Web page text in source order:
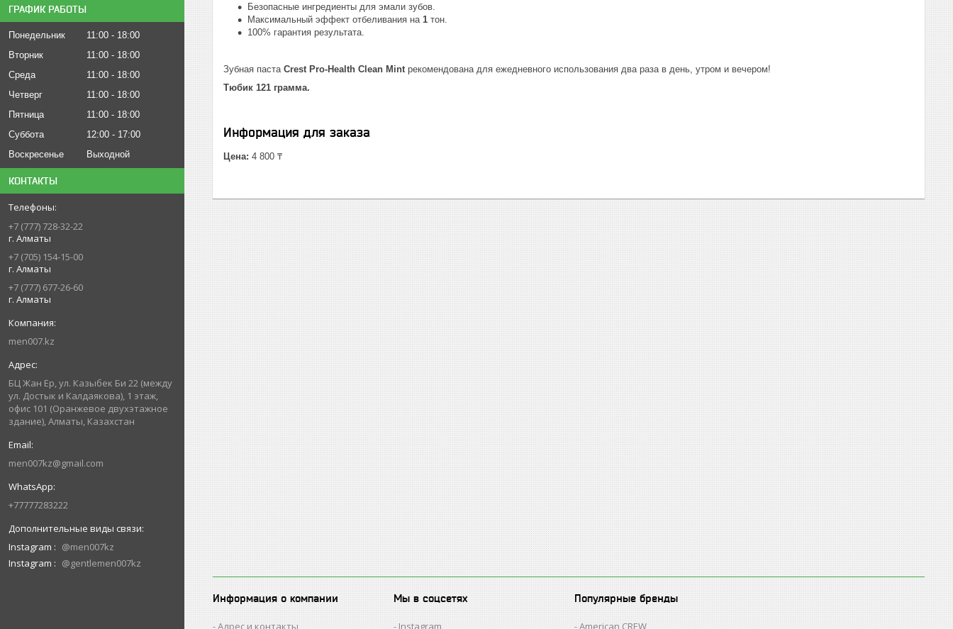
ГРАФИК РАБОТЫ
Понедельник 11:00
18:00
Вторник
11:00
18:00
Среда
11:00
18:00
Четверг
11:00
18:00
Пятница
11:00
18:00
Суббота
12:00
17:00
Воскресенье
Выходной
КОНТАКТЫ
+7 (777) 728-32-22
г. Алматы
+7 (705) 154-15-00
г. Алматы
+7 (777) 677-26-60
г. Алматы
men007.kz
БЦ Жан Ер, ул. Казыбек Би 22 (между
ул. Достык и Калдаякова), 1 этаж,
офис 101 (Оранжевое двухэтажное
здание), Алматы, Казахстан
men007kz@gmail.com
+77777283222
Instagram
@men007kz
Instagram
@gentlemen007kz
Безопасные ингредиенты для эмали зубов.
Максимальный эффект отбеливания на 1 тон.
100% гарантия результата.
Зубная паста Crest Pro-Health Clean Mintрекомендована для ежедневного использования два раза в день, утром и вечером!
Тюбик 121 грамма.
Информация для заказа
Цена: 4 800 ₸
Информация о компании
Адрес и контакты
Мы в соцсетях
Instagram
Популярные бренды
American CREW